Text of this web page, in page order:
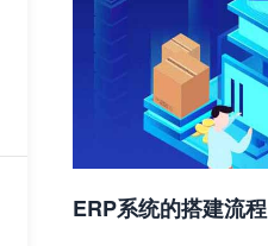
ERP系统的搭建流程